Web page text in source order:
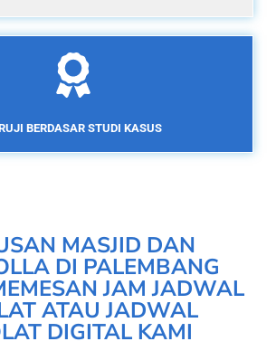
BERDASAR STUDI KASUS
MASJID DAN
DI PALEMBANG
JAM JADWAL
ATAU JADWAL
DIGITAL KAMI